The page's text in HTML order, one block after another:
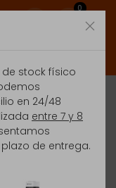
0
stock físico
en 24/48
entre 7 y 8
de entrega.